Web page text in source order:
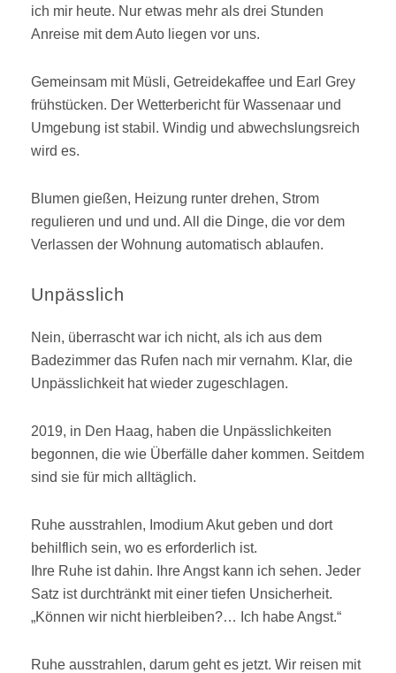
ich mir heute. Nur etwas mehr als drei Stunden
Anreise mit dem Auto liegen vor uns.
Gemeinsam mit Müsli, Getreidekaffee und Earl Grey
frühstücken. Der Wetterbericht für Wassenaar und
Umgebung ist stabil. Windig und abwechslungsreich
wird es.
Blumen gießen, Heizung runter drehen, Strom
regulieren und und und. All die Dinge, die vor dem
Verlassen der Wohnung automatisch ablaufen.
Unpässlich
Nein, überrascht war ich nicht, als ich aus dem
Badezimmer das Rufen nach mir vernahm. Klar, die
Unpässlichkeit hat wieder zugeschlagen.
2019, in Den Haag, haben die Unpässlichkeiten
begonnen, die wie Überfälle daher kommen. Seitdem
sind sie für mich alltäglich.
Ruhe ausstrahlen, Imodium Akut geben und dort
behilflich sein, wo es erforderlich ist.
Ihre Ruhe ist dahin. Ihre Angst kann ich sehen. Jeder
Satz ist durchtränkt mit einer tiefen Unsicherheit.
„Können wir nicht hierbleiben?… Ich habe Angst.“
Ruhe ausstrahlen, darum geht es jetzt. Wir reisen mit